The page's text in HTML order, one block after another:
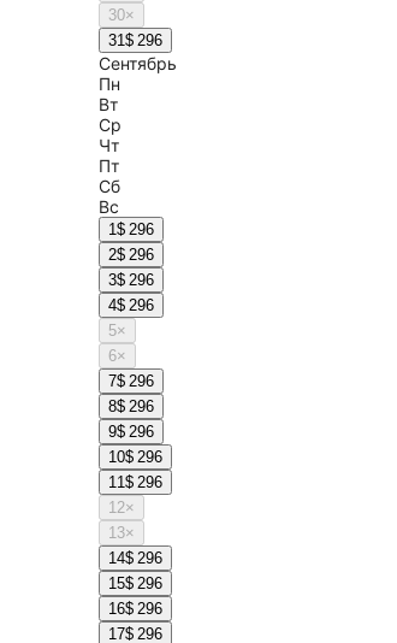
30×
31$ 296
Сентябрь
Пн
Вт
Ср
Чт
Пт
Сб
Вс
1$ 296
2$ 296
3$ 296
4$ 296
5×
6×
7$ 296
8$ 296
9$ 296
10$ 296
11$ 296
12×
13×
14$ 296
15$ 296
16$ 296
17$ 296